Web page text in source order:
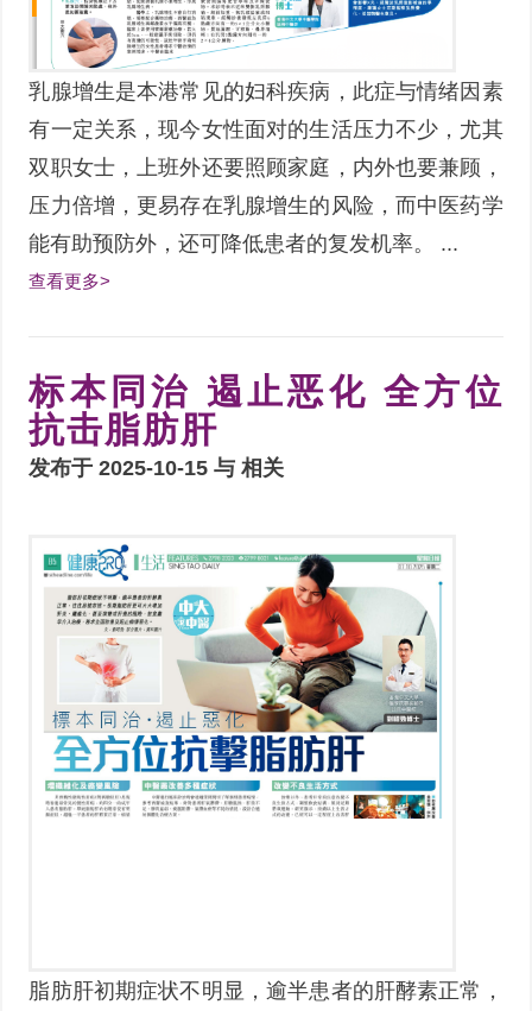
乳腺增生是本港常见的妇科疾病，此症与情绪因素
有一定关系，现今女性面对的生活压力不少，尤其
双职女士，上班外还要照顾家庭，内外也要兼顾，
压力倍增，更易存在乳腺增生的风险，而中医药学
能有助预防外，还可降低患者的复发机率。 ...
查看更多>
标本同治 遏止恶化 全方位
抗击脂肪肝
发布于 2025-10-15 与相关
脂肪肝初期症状不明显，逾半患者的肝酵素正常，